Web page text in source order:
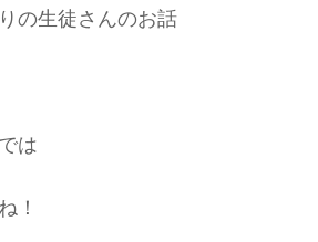
の生徒さんのお話
は
！